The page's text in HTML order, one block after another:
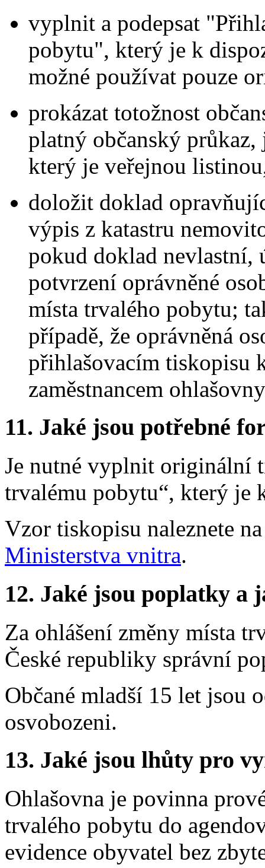
vyplnit a podepsat
pobytu", který je k
možné používat pouze
prokázat totožnost
platný občanský
který je veřejnou
doložit doklad
výpis z katastru
pokud doklad nevlastní,
potvrzení oprávněné
místa trvalého pobytu;
případě, že oprávněná
přihlašovacím tiskopisu
zaměstnancem
11. Jaké jsou potřebné
Je nutné vyplnit originální
trvalému pobytu“, který je
Vzor tiskopisu naleznete
Ministerstva vnitra.
12. Jaké jsou poplatky a
Za ohlášení změny místa
České republiky správní
Občané mladší 15 let jsou
osvobozeni.
13. Jaké jsou lhůty pro
Ohlašovna je povinna
trvalého pobytu do
evidence obyvatel bez